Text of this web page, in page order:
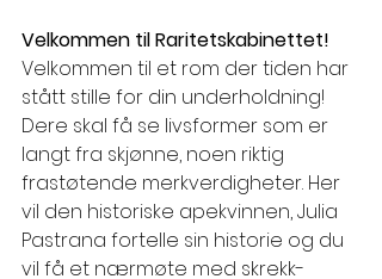
Velkommen til Raritetskabinettet!
Velkommen til et rom der tiden har
stått stille for din underholdning!
Dere skal få se livsformer som er
langt fra skjønne, noen riktig
frastøtende merkverdigheter. Her
vil den historiske apekvinnen, Julia
Pastrana fortelle sin historie og du
vil få et nærmøte med skrekk-